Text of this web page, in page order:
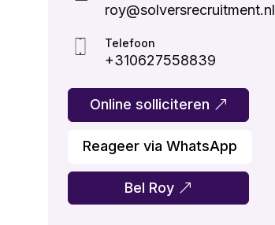
roy@solversrecruitment.nl
Telefoon
+310627558839
Online solliciteren
Reageer via WhatsApp
Bel Roy